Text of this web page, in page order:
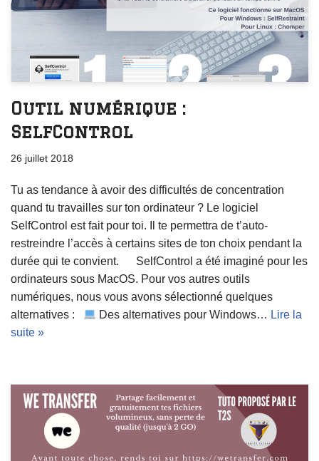
Outil numérique :
SelfControl
26 juillet 2018
Tu as tendance à avoir des difficultés de concentration
quand tu travailles sur ton ordinateur ? Le logiciel
SelfControl est fait pour toi. Il te permettra de t’auto-
restreindre l’accès à certains sites de ton choix pendant la
durée qui te convient. SelfControl a été imaginé pour les
ordinateurs sous MacOS. Pour vos autres outils
numériques, nous vous avons sélectionné quelques
alternatives :
Des alternatives pour Windows… Lire la
suite »